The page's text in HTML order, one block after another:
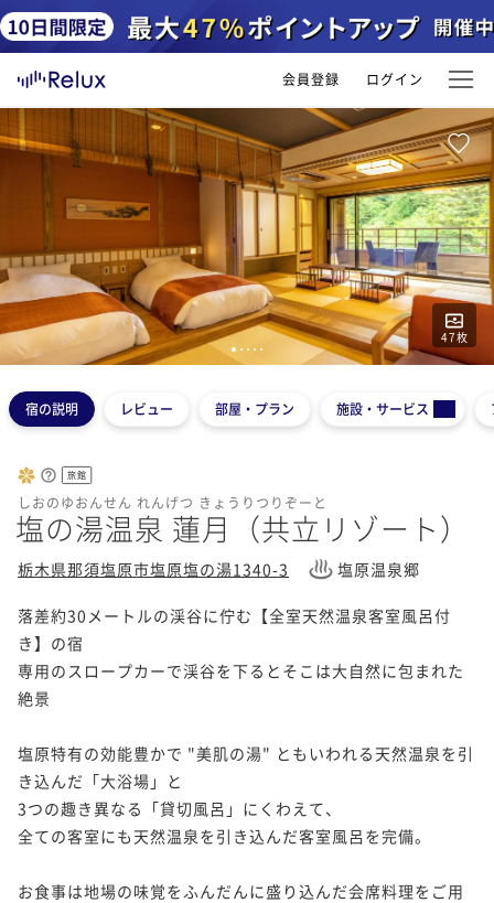
会員登録 ログイン
47枚
1 2 3 4 5
宿の説明 レビュー 部屋・プラン 施設・サービス
旅館
しおのゆおんせん れんげつ きょうりつりぞーと
塩の湯温泉 蓮月（共立リゾート）
栃木県那須塩原市塩原塩の湯1340-3 塩原温泉郷
落差約30メートルの渓谷に佇む【全室天然温泉客室風呂付
き】の宿
専用のスロープカーで渓谷を下るとそこは大自然に包まれた
絶景
塩原特有の効能豊かで "美肌の湯" ともいわれる天然温泉を引
き込んだ「大浴場」と
3つの趣き異なる「貸切風呂」にくわえて、
全ての客室にも天然温泉を引き込んだ客室風呂を完備。
お食事は地場の味覚をふんだんに盛り込んだ会席料理をご用